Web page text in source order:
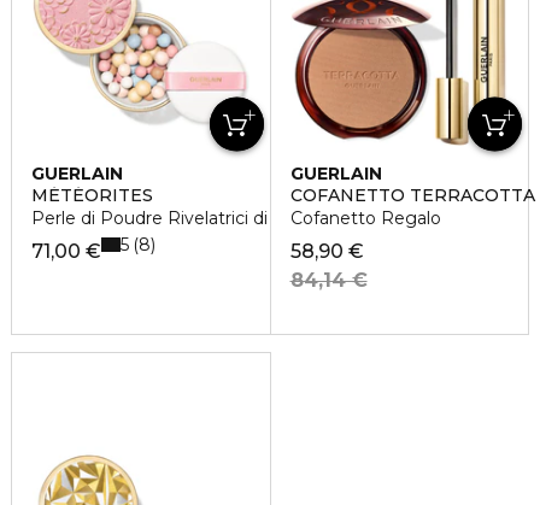
GUERLAIN
MÉTÉORITES
Perle di Poudre Rivelatrici di Luminosità
71,00 € 5 8
GUERLAIN
COFANETTO TERRACOTTA
Cofanetto Regalo
58,90 €
84,14 €